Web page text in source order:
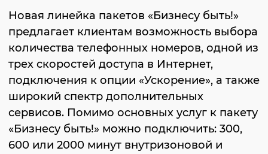
Новая линейка пакетов «Бизнесу быть!»
предлагает клиентам возможность выбора
количества телефонных номеров, одной из
трех скоростей доступа в Интернет,
подключения к опции «Ускорение», а также
широкий спектр дополнительных
сервисов. Помимо основных услуг к пакету
«Бизнесу быть!» можно подключить: 300,
600 или 2000 минут внутризоновой и